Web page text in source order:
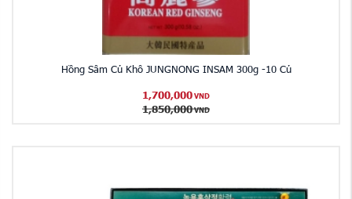
Hồng Sâm Củ Khô JUNGNONG INSAM 300g -10 Củ
1,700,000 VND
1,850,000 VND